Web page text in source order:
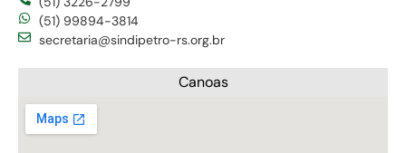
(51) 99894-3814
secretaria@sindipetro-rs.org.br
Canoas